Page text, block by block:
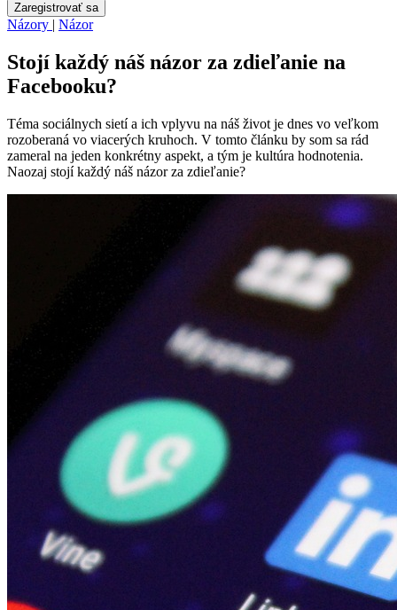
Zaregistrovať sa
Názory | Názor
Stojí každý náš názor za zdieľanie na
Facebooku?
Téma sociálnych sietí a ich vplyvu na náš život je dnes vo veľkom
rozoberaná vo viacerých kruhoch. V tomto článku by som sa rád
zameral na jeden konkrétny aspekt, a tým je kultúra hodnotenia.
Naozaj stojí každý náš názor za zdieľanie?